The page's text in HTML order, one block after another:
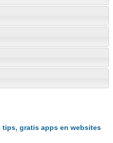
tips, gratis apps en websites